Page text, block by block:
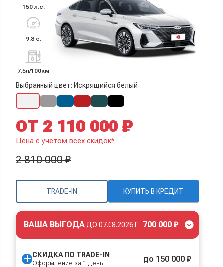
150 л.с.
9.8 с.
7.5л/100км
Выбранный цвет: Искрящийся белый
TRADE-IN КУПИТЬ В КРЕДИТ
ОТ 2 110 000 ₽
Цена с учетом всех скидок*
2 810 000 ₽
ВАША ВЫГОДА ДО 07.08.2026 Г. 700 000 ₽
СКИДКА ПО TRADE-IN
Оформление за 1 день до 150 000 ₽